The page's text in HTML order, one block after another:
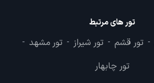
تور های مرتبط
- تور قشم - تور شیراز - تور مشهد -
تور چابهار